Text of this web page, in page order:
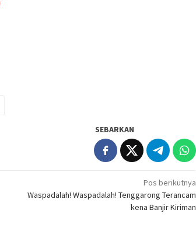
SEBARKAN
Pos berikutnya
Waspadalah! Waspadalah! Tenggarong Terancam
kena Banjir Kiriman